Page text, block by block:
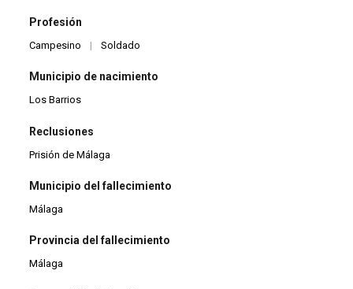
Profesión
Campesino | Soldado
Municipio de nacimiento
Los Barrios
Reclusiones
Prisión de Málaga
Municipio del fallecimiento
Málaga
Provincia del fallecimiento
Málaga